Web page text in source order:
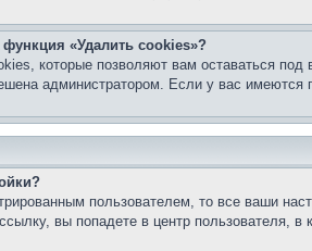
«Удалить cookies»?
которые позволяют вам оставаться
администратором. Если у вас
пользователем, то все ваши
вы попадете в центр пользователя, в